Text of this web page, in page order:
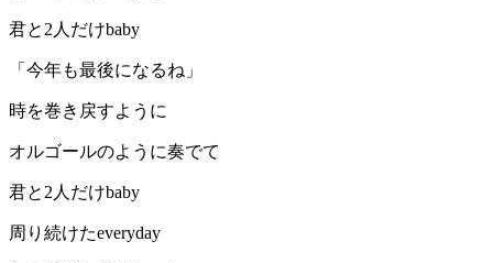
君と2人だけbaby
「今年も最後になるね」
時を巻き戻すように
オルゴールのように奏でて
君と2人だけbaby
周り続けたeveryday